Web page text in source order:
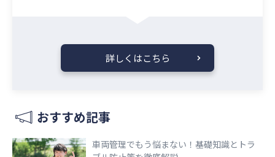
詳しくはこちら
おすすめ記事
車両管理でもう悩まない！基礎知識とトラ